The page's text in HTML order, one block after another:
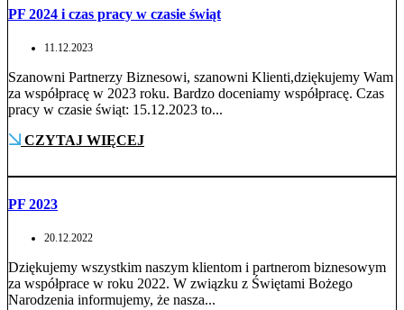
PF 2024 i czas pracy w czasie świąt
11.12.2023
Szanowni Partnerzy Biznesowi, szanowni Klienti,dziękujemy Wam
za współpracę w 2023 roku. Bardzo doceniamy współpracę. Czas
pracy w czasie świąt: 15.12.2023 to...
CZYTAJ WIĘCEJ
PF 2023
20.12.2022
Dziękujemy wszystkim naszym klientom i partnerom biznesowym
za współprace w roku 2022. W związku z Świętami Bożego
Narodzenia informujemy, że nasza...